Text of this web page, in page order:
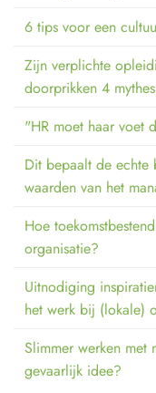
6 tips voor een
Zijn verplichte
doorprikken 4
"HR moet haar voet
Dit bepaalt de echte
waarden van het
Hoe
organisatie?
Uitnodiging
het werk bij (lokale)
Slimmer werken met
gevaarlijk idee?